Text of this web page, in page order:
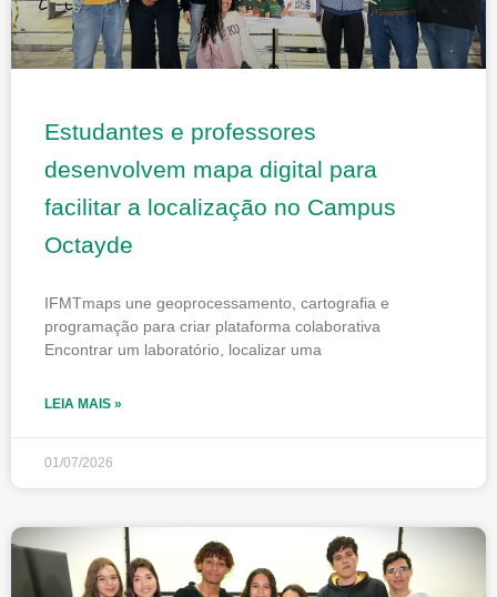
Estudantes e professores
desenvolvem mapa digital para
facilitar a localização no Campus
Octayde
IFMTmaps une geoprocessamento, cartografia e
programação para criar plataforma colaborativa
Encontrar um laboratório, localizar uma
LEIA MAIS »
01/07/2026